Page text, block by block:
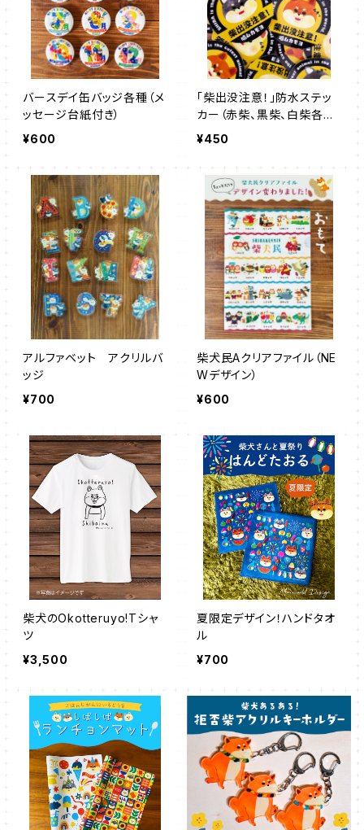
バースデイ缶バッジ各種（メ
ッセージ台紙付き）
¥600
「柴出没注意！」防水ステッ
カー（赤柴、黒柴、白柴各
種）
¥450
アルファベット アクリルバ
ッジ
¥700
柴犬民Aクリアファイル（NE
Wデザイン）
¥600
柴犬のOkotteruyo!Tシャ
ツ
¥3,500
夏限定デザイン！ハンドタオ
ル
¥700